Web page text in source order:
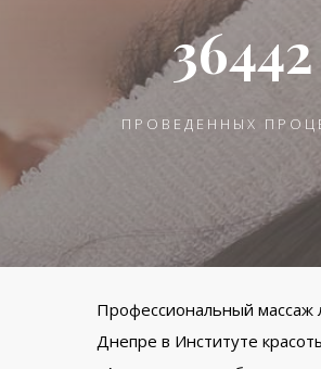
36442
ПРОВЕДЕННЫХ
Профессиональный массаж
Днепре в Институте